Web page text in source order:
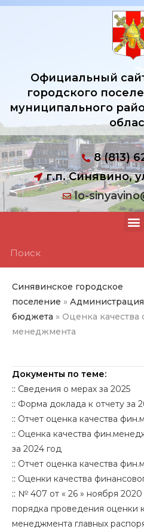
Официальный
городского
муниципального
8 (813)
г.п. Синявино,
lo-
Синявинское городское
поселение » Администрация
бюджета » Оценка качества
менеджмента
Документы по теме:
:: Сведения о мерах за 2025
:: Форма доклада к отчету за
:: Отчет оценка качества
:: Оценка качества
за 2024 год
:: Отчет оценка качества
:: Оценки качества
:: № 407 от « 26 » ноября
порядка проведения оценки
менеджмента главных